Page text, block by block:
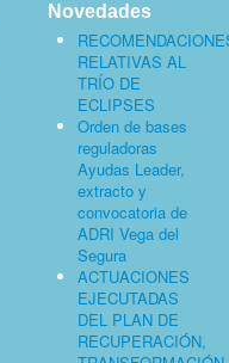
Novedades
RELATIVAS AL
TRÍO DE
ECLIPSES
Orden de bases
reguladoras
Ayudas Leader,
extracto y
convocatoria de
ADRI Vega del
Segura
ACTUACIONES
EJECUTADAS
DEL PLAN DE
RECUPERACIÓN,